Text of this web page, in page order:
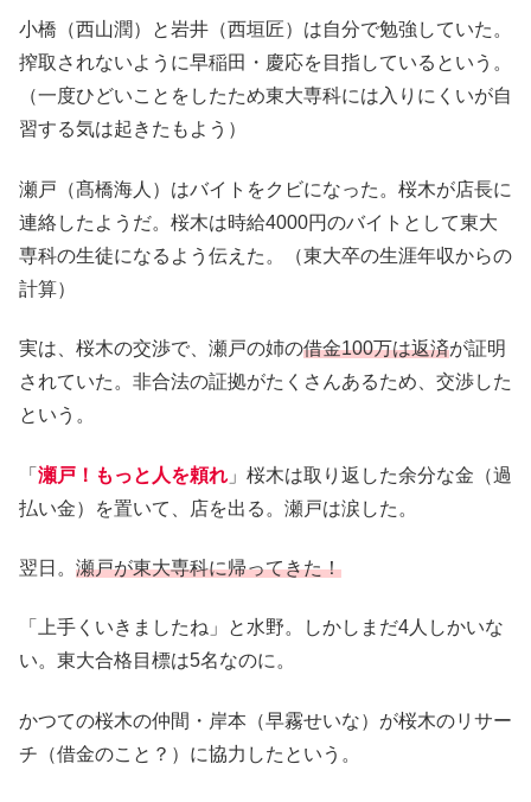
小橋（西山潤）と岩井（西垣匠）は自分で勉強していた。
搾取されないように早稲田・慶応を目指しているという。
（一度ひどいことをしたため東大専科には入りにくいが自
習する気は起きたもよう）
瀬戸（髙橋海人）はバイトをクビになった。桜木が店長に
連絡したようだ。桜木は時給4000円のバイトとして東大
専科の生徒になるよう伝えた。（東大卒の生涯年収からの
計算）
実は、桜木の交渉で、瀬戸の姉の借金100万は返済が証明
されていた。非合法の証拠がたくさんあるため、交渉した
という。
「 瀬戸！もっと人を頼れ 」桜木は取り返した余分な金（過
払い金）を置いて、店を出る。瀬戸は涙した。
翌日。 瀬戸が東大専科に帰ってきた！
「上手くいきましたね」と水野。しかしまだ4人しかいな
い。東大合格目標は5名なのに。
かつての桜木の仲間・岸本（早霧せいな）が桜木のリサー
チ（借金のこと？）に協力したという。